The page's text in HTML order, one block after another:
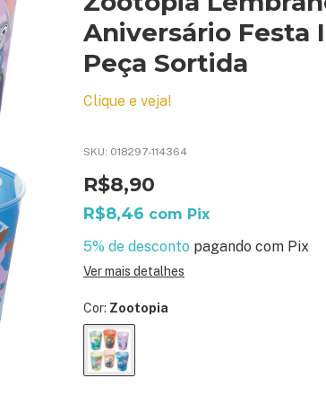
Aniversário Festa
Peça Sortida
Clique e veja!
SKU: 018297-114364
R$8,90
R$8,46 com Pix
5% de desconto pagando com Pix
Ver mais detalhes
Cor: Zootopia